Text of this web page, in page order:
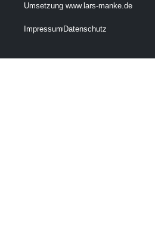
Umsetzung www.lars-manke.de
Impressum Datenschutz